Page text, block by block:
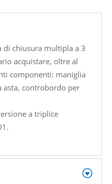
di chiusura multipla a 3
acquistare, oltre al
componenti: maniglia
asta, controbordo per
a triplice